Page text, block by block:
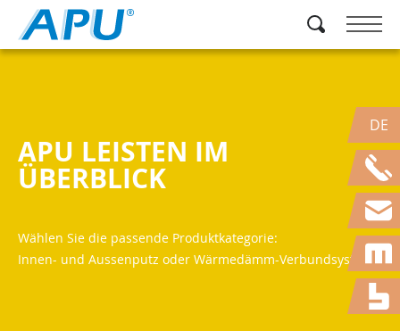
APU LEISTEN IM
ÜBERBLICK
Wählen Sie die passende Produktkategorie:
Innen- und Aussenputz oder Wärmedämm-Verbundsystem
DE